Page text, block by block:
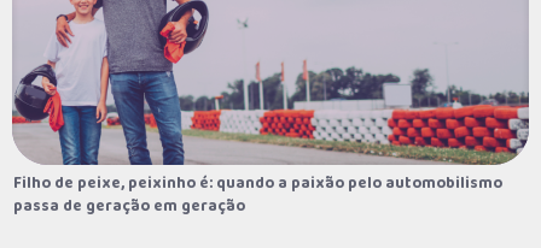
Filho de peixe, peixinho é: quando a paixão pelo automobilismo
passa de geração em geração
Filho de peixe, peixinho é: quando a paixão pelo automobilismo
passa de geração em geração